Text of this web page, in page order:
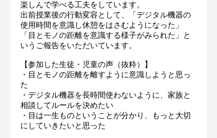
楽しんで学べる工夫をしています。
出前授業後の行動変容として、「デジタル機器の
使用時間を意識し休憩をはさむようになった」
「目とモノの距離を意識する様子がみられた」と
いうご報告をいただいています。
【参加した生徒・児童の声（抜粋）】
・目とモノの距離を離すように意識しようと思っ
た
・デジタル機器を長時間使わないように、家族と
相談してルールを決めたい
・目は一生ものということが分かり、もっと大切
にしていきたいと思った